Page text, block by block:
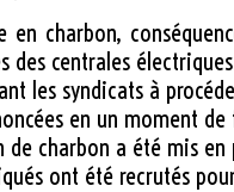
en charbon,
des centrales
les syndicats à
en un moment
charbon a été mis en
ont été recrutés